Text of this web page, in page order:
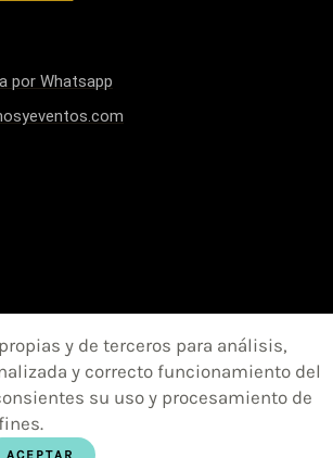
por Whatsapp
y de terceros para análisis,
y correcto funcionamiento del
su uso y procesamiento de